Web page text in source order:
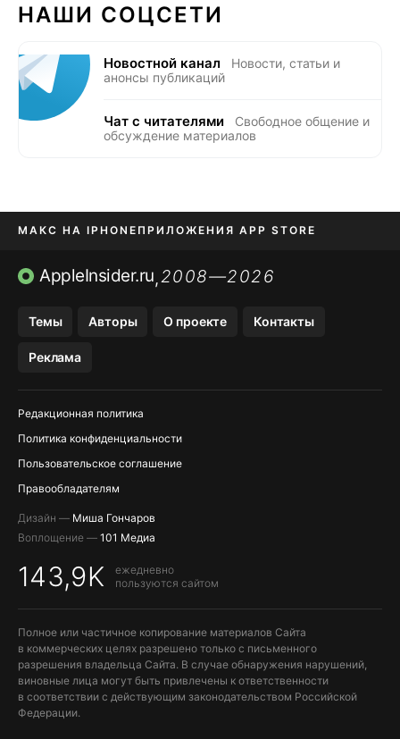
НАШИ СОЦСЕТИ
Новостной канал
Новости, статьи и
анонсы публикаций
Чат с читателями
Свободное общение и
обсуждение материалов
МАКС НА IPHONE ПРИЛОЖЕНИЯ APP STORE
TIKTOK НА IPHONEПРИЛОЖЕНИЯ БЕЗ APP STORE
AppleInsider.ru,2008—2026
Темы Авторы О проекте Контакты
Реклама
Редакционная политика
Политика конфиденциальности
Пользовательское соглашение
Правообладателям
Дизайн — Миша Гончаров
Воплощение — 101 Медиа
143,9K
ежедневно
пользуются сайтом
Полное или частичное копирование материалов Сайта
в коммерческих целях разрешено только с письменного
разрешения владельца Сайта. В случае обнаружения нарушений,
виновные лица могут быть привлечены к ответственности
в соответствии с действующим законодательством Российской
Федерации.